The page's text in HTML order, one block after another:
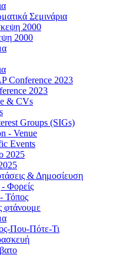
Σεμινάρια
2000
2000
Conference 2023
2023
& CVs
Groups (SIGs)
- Venue
Events
2025
& Δημοσίευση
- Φορείς
Τόπος
Που-Πότε-Τι